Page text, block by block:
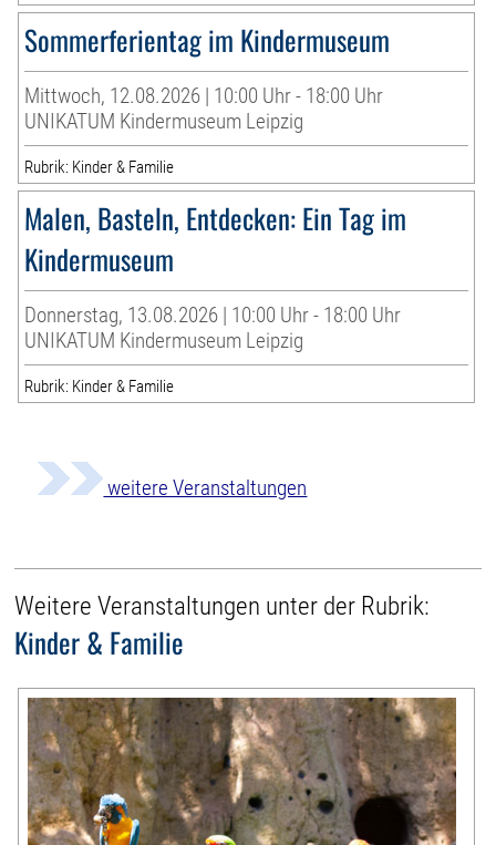
Sommerferientag im Kindermuseum
Mittwoch, 12.08.2026 | 10:00 Uhr - 18:00 Uhr
UNIKATUM Kindermuseum Leipzig
Rubrik: Kinder & Familie
Malen, Basteln, Entdecken: Ein Tag im
Kindermuseum
Donnerstag, 13.08.2026 | 10:00 Uhr - 18:00 Uhr
UNIKATUM Kindermuseum Leipzig
Rubrik: Kinder & Familie
weitere Veranstaltungen
Weitere Veranstaltungen unter der Rubrik:
Kinder & Familie